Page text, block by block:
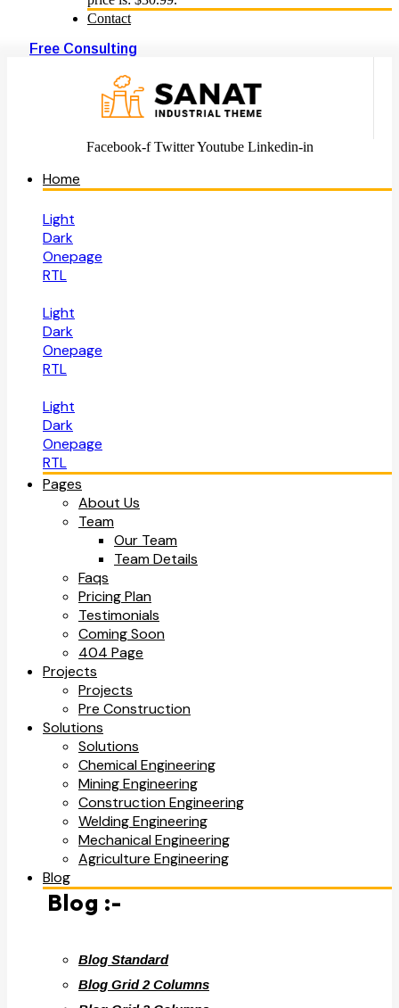
Contact
Free Consulting
Facebook-f Twitter Youtube Linkedin-in
Home
Light
Dark
Onepage
RTL
Light
Dark
Onepage
RTL
Light
Dark
Onepage
RTL
Pages
About Us
Team
Our Team
Team Details
Faqs
Pricing Plan
Testimonials
Coming Soon
404 Page
Projects
Projects
Pre Construction
Solutions
Solutions
Chemical Engineering
Mining Engineering
Construction Engineering
Welding Engineering
Mechanical Engineering
Agriculture Engineering
Blog
Blog :-
Blog Standard
Blog Grid 2 Columns